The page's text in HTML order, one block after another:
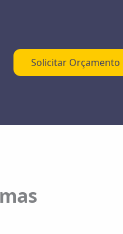
Solicitar Orçamento